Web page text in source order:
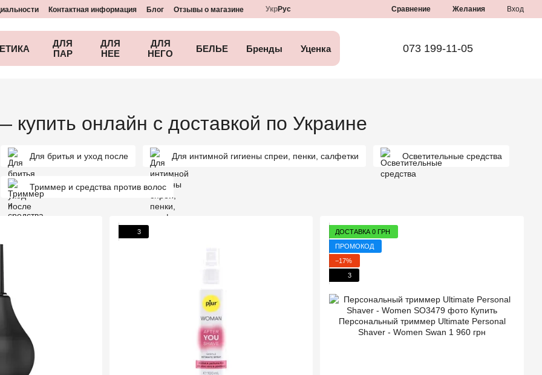
Контактная информация Блог Отзывы о магазине УкрРус Сравнение Желания Вход
ДЛЯ
ПАР
ДЛЯ
НЕЕ
ДЛЯ
НЕГО
БЕЛЬЕ Бренды Уценка 073 199-11-05
онлайн с доставкой по Украине
Для бритья и уход после Для интимной гигиены спреи, пенки, салфетки Осветительные средства
Триммер и средства против волос
3
ДОСТАВКА 0 ГРН
ПРОМОКОД
−17%
3